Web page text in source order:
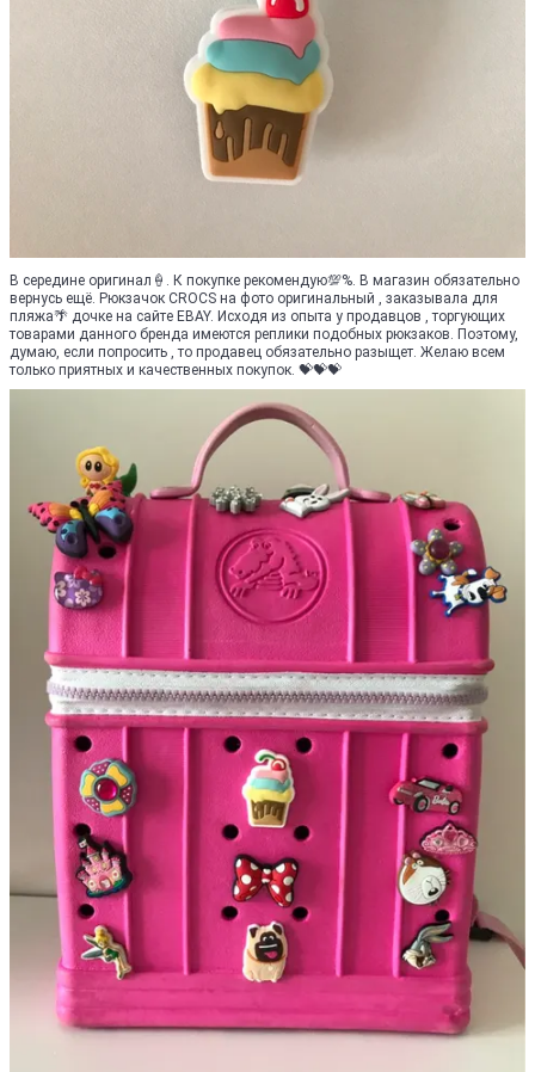
В середине оригинал🍦. К покупке рекомендую💯%. В магазин обязательно
вернусь ещё. Рюкзачок CROCS на фото оригинальный , заказывала для
пляжа🌴 дочке на сайте EBAY. Исходя из опыта у продавцов , торгующих
товарами данного бренда имеются реплики подобных рюкзаков. Поэтому,
думаю, если попросить , то продавец обязательно разыщет. Желаю всем
только приятных и качественных покупок. 💝💝💝